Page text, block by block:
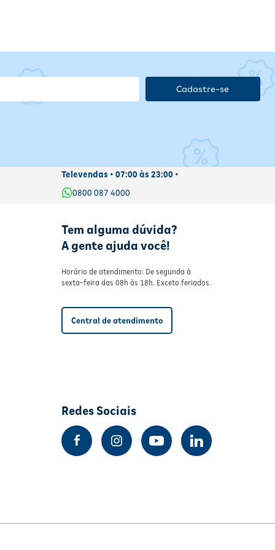
Cadastre-se
Televendas • 07:00 às 23:00 •
0800 087 4000
Tem alguma dúvida?
A gente ajuda você!
Horário de atendimento: De segunda à
sexta-feira das 08h às 18h. Exceto feriados.
Central de atendimento
Redes Sociais